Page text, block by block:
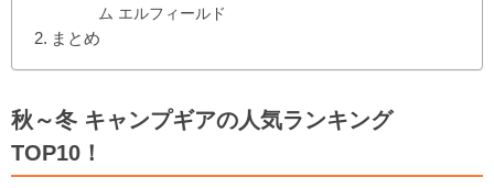
ム エルフィールド
まとめ
秋～冬 キャンプギアの人気ランキング
TOP10！